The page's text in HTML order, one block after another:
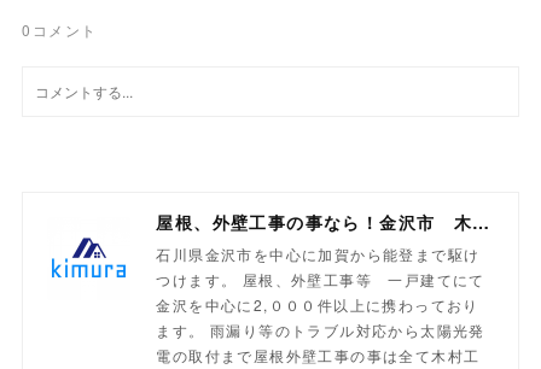
0 コメント
屋根、外壁工事の事なら！金沢市 木村工業
石川県金沢市を中心に加賀から能登まで駆け
つけます。 屋根、外壁工事等 一戸建てにて
金沢を中心に2,０００件以上に携わっており
ます。 雨漏り等のトラブル対応から太陽光発
電の取付まで屋根外壁工事の事は全て木村工